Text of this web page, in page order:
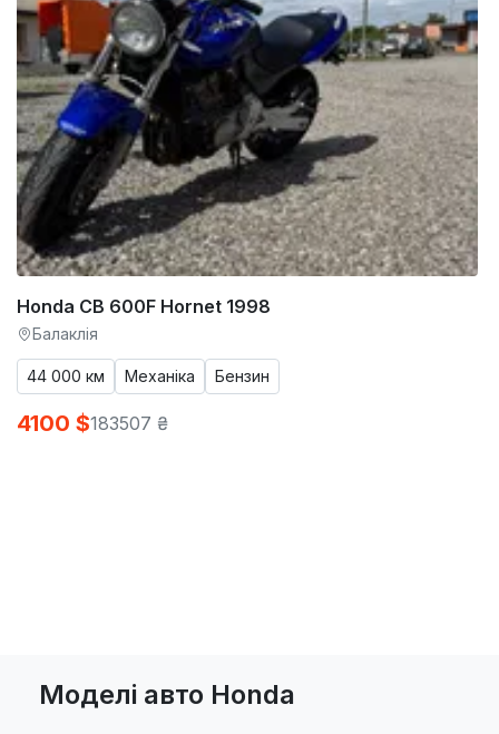
Honda CB 600F Hornet 1998
Балаклія
44 000 км Механіка Бензин
4100 $183507 ₴
Моделі авто Honda